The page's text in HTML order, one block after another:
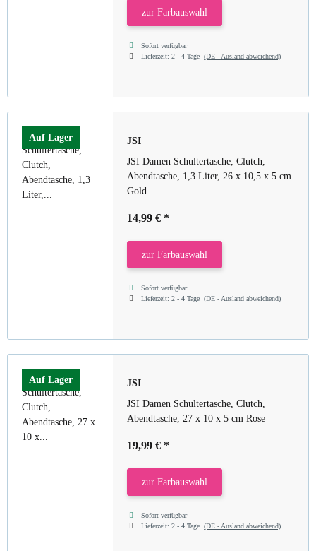
zur Farbauswahl
Sofort verfügbar
Lieferzeit:2 - 4 Tage(DE - Ausland abweichend)
Auf Lager
JSI
JSI Damen Schultertasche, Clutch,
Abendtasche, 1,3 Liter, 26 x 10,5 x 5 cm
Gold
14,99 € *
zur Farbauswahl
Sofort verfügbar
Lieferzeit:2 - 4 Tage(DE - Ausland abweichend)
Auf Lager
JSI
JSI Damen Schultertasche, Clutch,
Abendtasche, 27 x 10 x 5 cm Rose
19,99 € *
zur Farbauswahl
Sofort verfügbar
Lieferzeit:2 - 4 Tage(DE - Ausland abweichend)